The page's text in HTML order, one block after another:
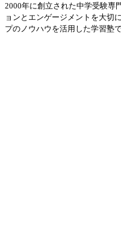
2000年に創立された中学受験専
ョンとエンゲージメントを大切
プのノウハウを活用した学習塾で